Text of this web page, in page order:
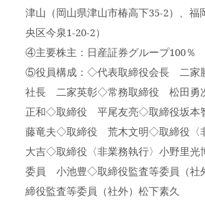
津山（岡山県津山市椿高下35-2）、福
央区今泉1-20-2）
④主要株主：日産証券グループ100％
⑤役員構成：◇代表取締役会長 二家
社長 二家英彰◇常務取締役 松田
正和◇取締役 平尾友亮◇取締役坂
藤竜夫◇取締役 荒木文明◇取締役〈
大吉◇取締役〈非業務執行〉小野里
委員 小池豊◇取締役監査等委員（社
締役監査等委員（社外）松下素久